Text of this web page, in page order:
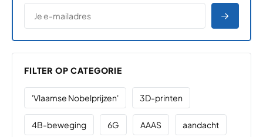
E-MAILADRES
*
FILTER OP CATEGORIE
'Vlaamse Nobelprijzen' 3D-printen
4B-beweging 6G AAAS aandacht